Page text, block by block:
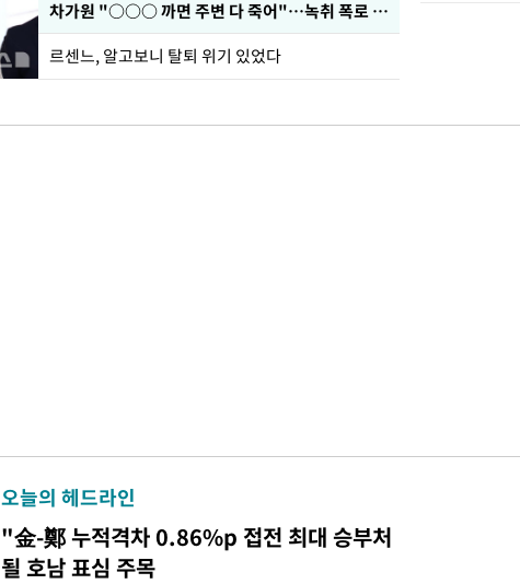
차가원 "○○○ 까면 주변 다 죽어"…녹취 폭로 파장
르센느, 알고보니 탈퇴 위기 있었다
오늘의 헤드라인
"金-鄭 누적격차 0.86%p 접전 최대 승부처
될 호남 표심 주목